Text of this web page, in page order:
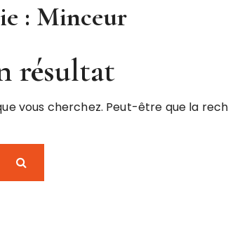
: Minceur
résultat
vous cherchez. Peut-être que la